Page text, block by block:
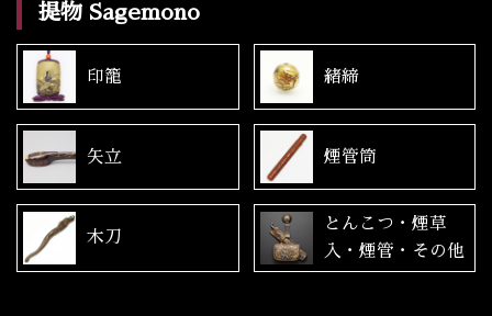
提物 Sagemono
印籠 緒締
矢立 煙管筒
木刀
とんこつ・煙草
入・煙管・その他